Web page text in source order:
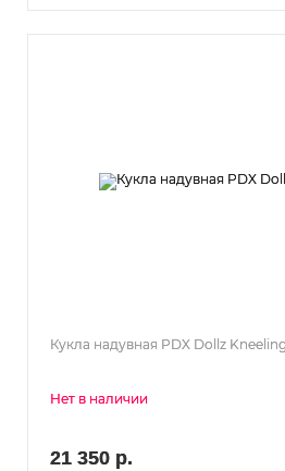
Кукла надувная PDX Dollz
Нет в наличии
21 350 р.